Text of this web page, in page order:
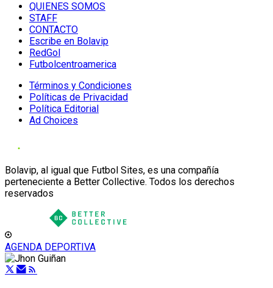
QUIENES SOMOS
STAFF
CONTACTO
Escribe en Bolavip
RedGol
Futbolcentroamerica
Términos y Condiciones
Políticas de Privacidad
Política Editorial
Ad Choices
Bolavip, al igual que Futbol Sites, es una compañía
perteneciente a Better Collective. Todos los derechos
reservados
AGENDA DEPORTIVA